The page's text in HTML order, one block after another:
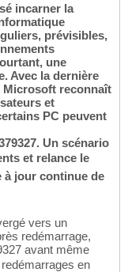
incarner la
prévisibles,
une
Avec la dernière
Microsoft reconnaît
et
PC peuvent
Un scénario
et relance le
à jour continue de
vers un
redémarrage,
avant même
redémarrages en